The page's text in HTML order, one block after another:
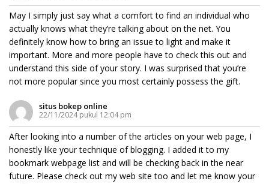
May I simply just say what a comfort to find an individual who
actually knows what they’re talking about on the net. You
definitely know how to bring an issue to light and make it
important. More and more people have to check this out and
understand this side of your story. I was surprised that you’re
not more popular since you most certainly possess the gift.
situs bokep online
22/11/2024 pukul 12:04 pm
After looking into a number of the articles on your web page, I
honestly like your technique of blogging. I added it to my
bookmark webpage list and will be checking back in the near
future. Please check out my web site too and let me know your